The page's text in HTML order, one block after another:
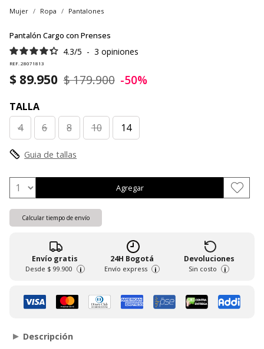
Mujer Ropa Pantalones
Pantalón Cargo con Prenses
4.3/5 - 3 opiniones
REF. 28071813
$ 89.950 $ 179.900 -50%
TALLA
4
6 8 10 14
Guia de tallas
Agregar
Calcular tiempo de envío
Envío gratis
Desde $ 99.900 i
24H Bogotá
Envío express i
Devoluciones
Sin costo i
Descripción